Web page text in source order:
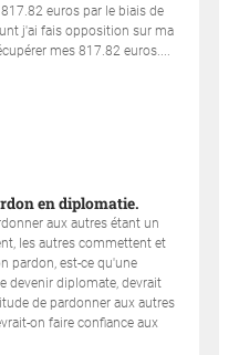
euros par le biais de
j'ai fais opposition sur ma
mes 817.82 euros....
en diplomatie.
aux autres étant un
les autres commettent et
pardon, est-ce qu'une
devenir diplomate, devrait
de pardonner aux autres
on faire confiance aux